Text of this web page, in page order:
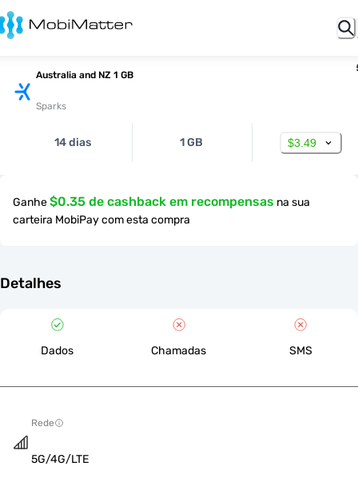
Australia and NZ 1 GB
Sparks
14 dias 1 GB $3.49
Ganhe$0.35 de cashback em recompensas na sua
carteira MobiPay com esta compra
Detalhes
Dados Chamadas SMS
Rede
5G/4G/LTE